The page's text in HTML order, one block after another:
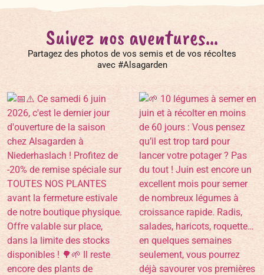
Suivez nos aventures...
Partagez des photos de vos semis et de vos récoltes
avec #Alsagarden